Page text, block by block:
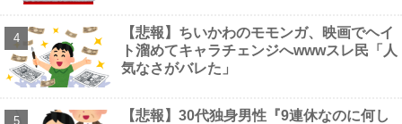
【悲報】ちいかわのモモンガ、映画でヘイ
ト溜めてキャラチェンジへwwwスレ民「人
気なさがバレた」
【悲報】30代独身男性『9連休なのに何し